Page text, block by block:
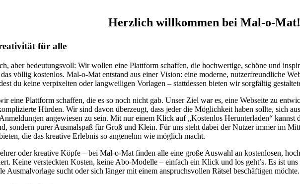
Herzlich willkommen bei Mal-o-Mat!
für alle
aber bedeutungsvoll: Wir wollen eine Plattform schaffen, die hochwertige, schöne und
völlig kostenlos. Mal-o-Mat entstand aus einer Vision: eine moderne, nutzerfreundliche
du keine verpixelten oder langweiligen Vorlagen – stattdessen bieten wir sorgfältig
eine Plattform schaffen, die es so noch nicht gab. Unser Ziel war es, eine Webseite zu
Hürden. Wir sind davon überzeugt, dass jeder die Möglichkeit haben sollte, sich
angewiesen zu sein. Mit nur einem Klick auf „Kostenlos Herunterladen“ kannst
sondern purer Ausmalspaß für Groß und Klein. Für uns steht dabei der Nutzer immer im
die das kreative Erlebnis so angenehm wie möglich macht.
oder kreative Köpfe – bei Mal-o-Mat finden alle eine große Auswahl an kostenlosen,
Keine versteckten Kosten, keine Abo-Modelle – einfach ein Klick und los geht’s. Es ist
Ausmalvorlage sucht oder sich länger mit einem anspruchsvollen Rätsel beschäftigen möchte.